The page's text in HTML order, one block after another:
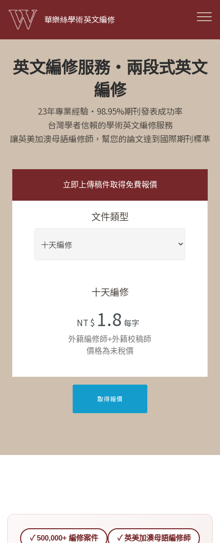
華樂絲學術英文編修
英文編修服務·兩段式英文
編修
23年專業經驗・98.95%期刊發表成功率
台灣學者信賴的學術英文編修服務
讓英美加澳母語編修師，幫您的論文達到國際期刊標準
立即上傳稿件取得免費報價
文件類型
十天編修
NT $ 1.8 每字
外籍編修師+外籍校稿師
價格為未稅價
取得報價
✓ 500,000+ 編修案件 ✓ 英美加澳母語編修師